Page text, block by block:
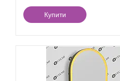
Купити